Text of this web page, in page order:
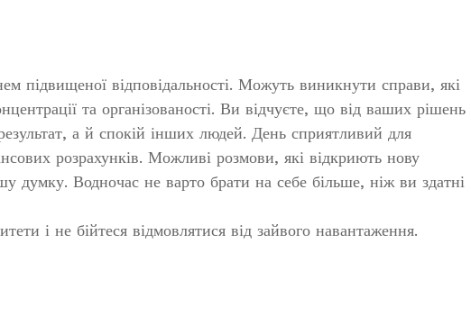
підвищеної відповідальності. Можуть виникнути справи, які
та організованості. Ви відчуєте, що від ваших рішень
а й спокій інших людей. День сприятливий для
розрахунків. Можливі розмови, які відкриють нову
думку. Водночас не варто брати на себе більше, ніж ви здатні
і не бійтеся відмовлятися від зайвого навантаження.